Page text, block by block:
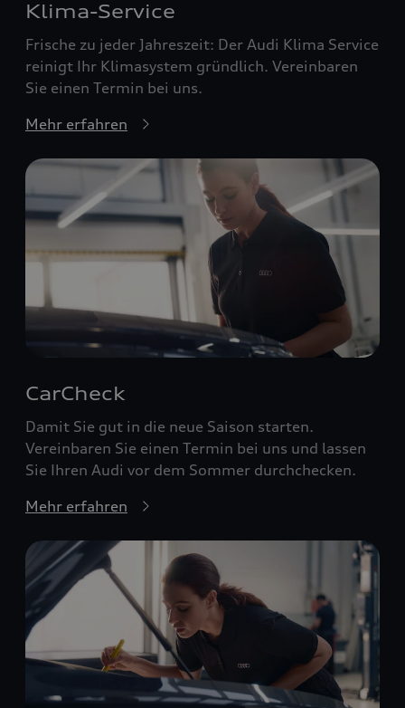
Klima-Service
Frische zu jeder Jahreszeit: Der Audi Klima Service
reinigt Ihr Klimasystem gründlich. Vereinbaren
Sie einen Termin bei uns.
Mehr erfahren
CarCheck
Damit Sie gut in die neue Saison starten.
Vereinbaren Sie einen Termin bei uns und lassen
Sie Ihren Audi vor dem Sommer durchchecken.
Mehr erfahren